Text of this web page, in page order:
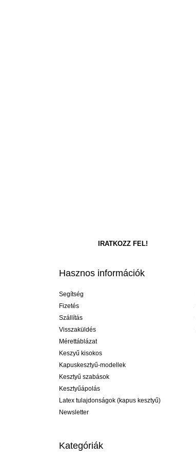
Hasznos információk
Segítség
Fizetés
Szállítás
Visszaküldés
Mérettáblázat
Keszyű kisokos
Kapuskesztyű-modellek
Kesztyű szabások
Kesztyűápolás
Latex tulajdonságok (kapus kesztyű)
Newsletter
Kategóriák